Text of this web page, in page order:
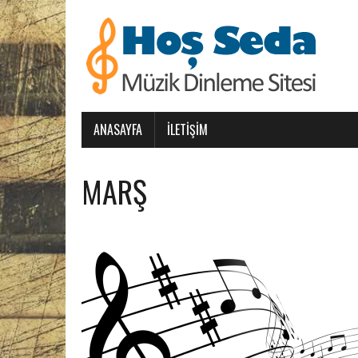
ANASAYFA İLETIŞIM
MARŞ